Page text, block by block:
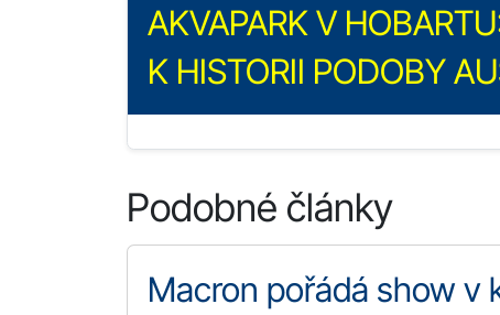
AKVAPARK V
K HISTORII PODOBY
Podobné články
Macron pořádá show v